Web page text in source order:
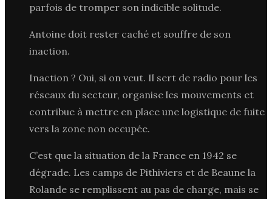
parfois de tromper son indicible solitude.
Antoine doit rester caché et souffre de son
inaction.
Inaction ? Oui, si on veut. Il sert de radio pour les
réseaux du secteur, organise les mouvements et
contribue à mettre en place une logistique de fuite
vers la zone non occupée.
C’est que la situation de la France en 1942 se
dégrade. Les camps de Pithiviers et de Beaune la
Rolande se remplissent au pas de charge, mais se